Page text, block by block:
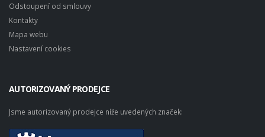
Odstoupení od smlouvy
Kontakty
Mapa webu
Nastavení cookies
AUTORIZOVANÝ PRODEJCE
Jsme autorizovaný prodejce níže uvedených značek: